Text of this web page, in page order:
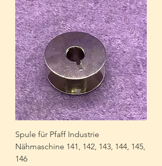
Spule für Pfaff Industrie
Nähmaschine 141, 142, 143, 144, 145,
146